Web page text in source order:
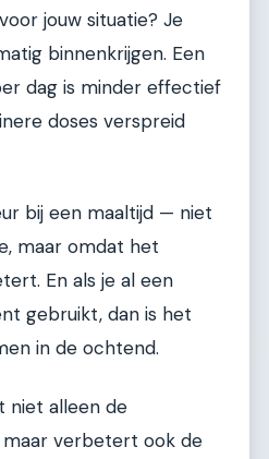
voor jouw situatie? Je
binnenkrijgen. Een
dag is minder effectief
doses verspreid
bij een maaltijd — niet
maar omdat het
En als je al een
gebruikt, dan is het
in de ochtend.
niet alleen de
verbetert ook de